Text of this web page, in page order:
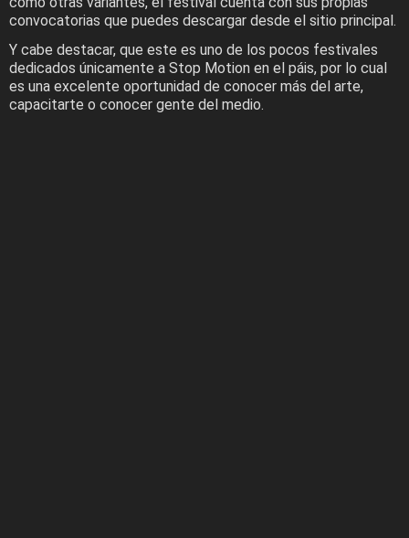
convocatorias que puedes descargar desde el sitio principal.
Y cabe destacar, que este es uno de los pocos festivales
dedicados únicamente a Stop Motion en el páis, por lo cual
es una excelente oportunidad de conocer más del arte,
capacitarte o conocer gente del medio.